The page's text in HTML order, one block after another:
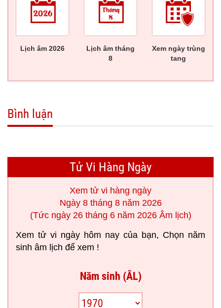
Lịch âm 2026
Lịch âm tháng
8
Xem ngày trùng
tang
Bình luận
Tử Vi Hàng Ngày
Xem tử vi hàng ngày
Ngày 8 tháng 8 năm 2026
(Tức ngày 26 tháng 6 năm 2026 Âm lịch)
Xem tử vi ngày hôm nay của bạn, Chọn năm
sinh âm lịch để xem !
Năm sinh (ÂL)